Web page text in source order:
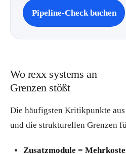
Pipeline-Check buchen
Wo rexx systems an
Grenzen stößt
Die häufigsten Kritikpunkte
und die strukturellen Grenzen
Zusatzmodule =